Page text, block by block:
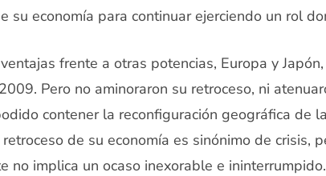
su economía para continuar ejerciendo un rol
frente a otras potencias, Europa y
Pero no aminoraron su retroceso, ni
contener la reconfiguración geográfica de
de su economía es sinónimo de crisis,
no implica un ocaso inexorable e ininterrumpido.